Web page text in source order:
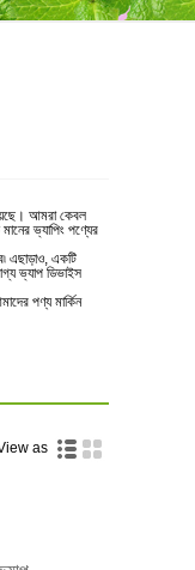
আমরা কেবল
ভ্যাপিং পণ্যের
এছাড়াও, একটি
ভ্যাপ ডিভাইস
পণ্য মার্কিন
as